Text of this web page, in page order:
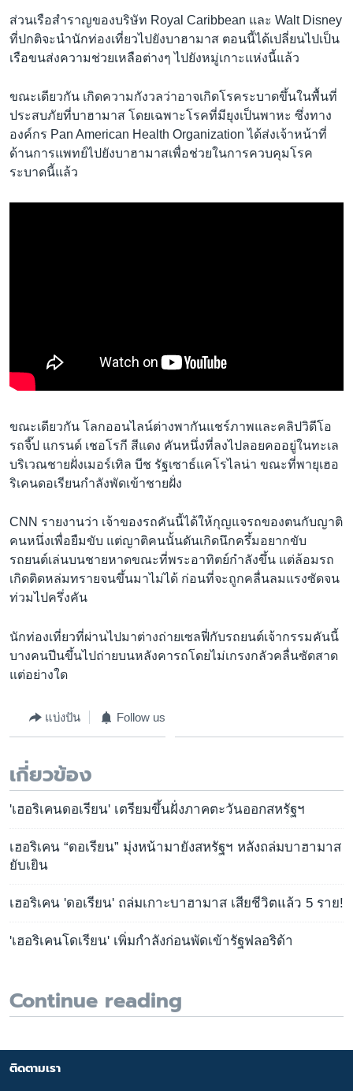
ส่วนเรือสำราญของบริษัท Royal Caribbean และ Walt Disney
ที่ปกติจะนำนักท่องเที่ยวไปยังบาฮามาส ตอนนี้ได้เปลี่ยนไปเป็น
เรือขนส่งความช่วยเหลือต่างๆ ไปยังหมู่เกาะแห่งนี้แล้ว
ขณะเดียวกัน เกิดความกังวลว่าอาจเกิดโรคระบาดขึ้นในพื้นที่
ประสบภัยที่บาฮามาส โดยเฉพาะโรคที่มียุงเป็นพาหะ ซึ่งทาง
องค์กร Pan American Health Organization ได้ส่งเจ้าหน้าที่
ด้านการแพทย์ไปยังบาฮามาสเพื่อช่วยในการควบคุมโรค
ระบาดนี้แล้ว
ขณะเดียวกัน โลกออนไลน์ต่างพากันแชร์ภาพและคลิปวิดีโอ
รถจี๊ป แกรนด์ เชอโรกี สีแดง คันหนึ่งที่ลงไปลอยคออยู่ในทะเล
บริเวณชายฝั่งเมอร์เทิล บีช รัฐเซาธ์แคโรไลน่า ขณะที่พายุเฮอ
ริเคนดอเรียนกำลังพัดเข้าชายฝั่ง
CNN รายงานว่า เจ้าของรถคันนี้ได้ให้กุญแจรถของตนกับญาติ
คนหนึ่งเพื่อยืมขับ แต่ญาติคนนั้นดันเกิดนึกครึ้มอยากขับ
รถยนต์เล่นบนชายหาดขณะที่พระอาทิตย์กำลังขึ้น แต่ล้อมรถ
เกิดติดหล่มทรายจนขึ้นมาไม่ได้ ก่อนที่จะถูกคลื่นลมแรงซัดจน
ท่วมไปครึ่งคัน
นักท่องเที่ยวที่ผ่านไปมาต่างถ่ายเซลฟี่กับรถยนต์เจ้ากรรมคันนี้
บางคนปีนขึ้นไปถ่ายบนหลังคารถโดยไม่เกรงกลัวคลื่นซัดสาด
แต่อย่างใด
แบ่งปัน Follow us
เกี่ยวข้อง
'เฮอริเคนดอเรียน' เตรียมขึ้นฝั่งภาคตะวันออกสหรัฐฯ
เฮอริเคน “ดอเรียน” มุ่งหน้ามายังสหรัฐฯ หลังถล่มบาฮามาส
ยับเยิน
เฮอริเคน 'ดอเรียน' ถล่มเกาะบาฮามาส เสียชีวิตแล้ว 5 ราย!
'เฮอริเคนโดเรียน' เพิ่มกำลังก่อนพัดเข้ารัฐฟลอริด้า
Continue reading
ติดตามเรา